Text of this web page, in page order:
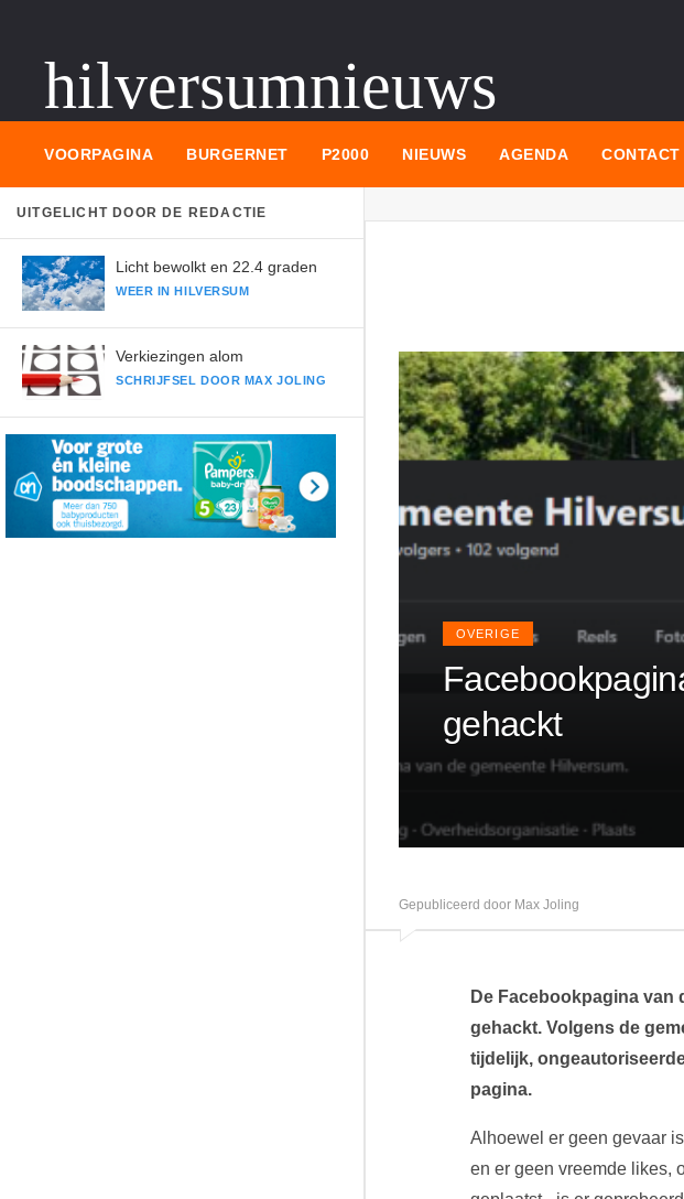
hilversumnieuws
VOORPAGINA BURGERNET P2000 NIEUWS AGENDA CONTACT
UITGELICHT DOOR DE REDACTIE
Licht bewolkt en 22.4 graden
WEER IN HILVERSUM
Verkiezingen alom
SCHRIJFSEL DOOR MAX JOLING
OVERIGE
gehackt
Gepubliceerd door Max Joling
De Facebookpagina van
gehackt. Volgens de
tijdelijk,
pagina.
Alhoewel er geen gevaar
en er geen vreemde likes,